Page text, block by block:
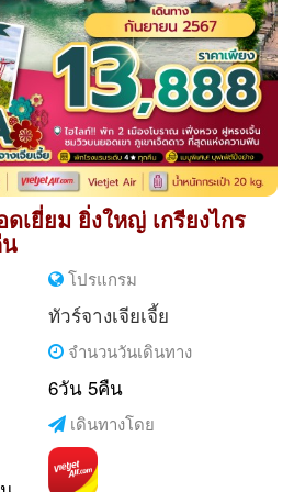
ยี่ยม ยิ่งใหญ่ เกรียงไกร
โปรแกรม
ทัวร์จางเจียเจี้ย
จำนวนวันเดินทาง
6วัน 5คืน
เดินทางโดย